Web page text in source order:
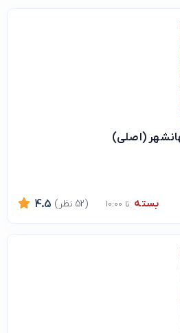
(اصلی)
بسته تا 10:00 4.5 (52 نظر)